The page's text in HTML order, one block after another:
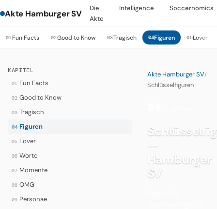
Akte Hamburger SV
Die
Akte
Intelligence Soccernomics
01Fun Facts 02Good to Know 03Tragisch 04Figuren 05Lover
KAPITEL
01 Fun Facts
02 Good to Know
03 Tragisch
04 Figuren
05 Lover
06 Worte
07 Momente
08 OMG
09 Personae
Akte Hamburger SV/
Schlüsselfiguren
—
Hamburger
SV